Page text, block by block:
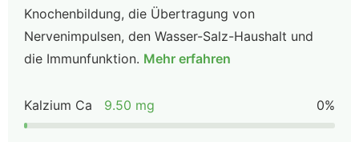
Knochenbildung, die Übertragung von
Nervenimpulsen, den Wasser-Salz-Haushalt und
die Immunfunktion. Mehr erfahren
Kalzium Ca 9.50 mg 0%